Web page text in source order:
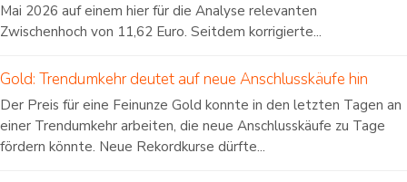
Mai 2026 auf einem hier für die Analyse relevanten
Zwischenhoch von 11,62 Euro. Seitdem korrigierte...
Gold: Trendumkehr deutet auf neue Anschlusskäufe hin
Der Preis für eine Feinunze Gold konnte in den letzten Tagen an
einer Trendumkehr arbeiten, die neue Anschlusskäufe zu Tage
fördern könnte. Neue Rekordkurse dürfte...